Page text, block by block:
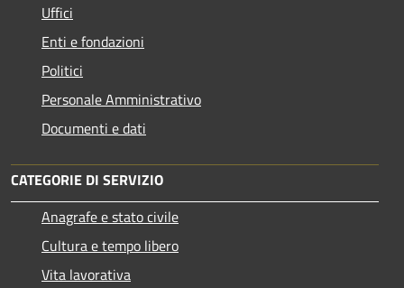
Uffici
Enti e fondazioni
Politici
Personale Amministrativo
Documenti e dati
CATEGORIE DI SERVIZIO
Anagrafe e stato civile
Cultura e tempo libero
Vita lavorativa